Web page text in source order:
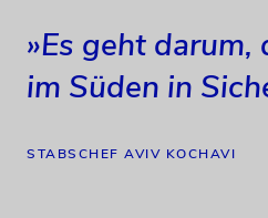
»Es geht darum,
im Süden in
STABSCHEF AVIV KOCHAVI